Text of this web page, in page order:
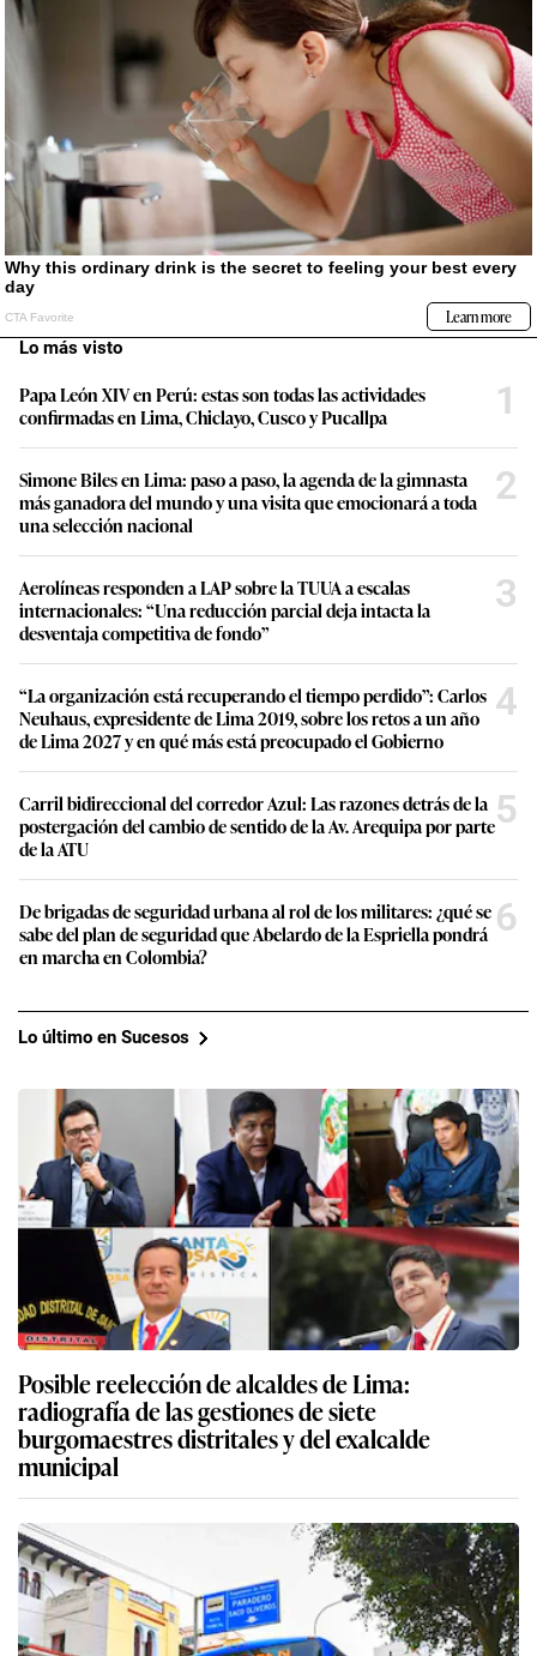
Lo más visto
Papa León XIV en Perú: estas son todas las actividades
confirmadas en Lima, Chiclayo, Cusco y Pucallpa
1
Simone Biles en Lima: paso a paso, la agenda de la gimnasta
más ganadora del mundo y una visita que emocionará a toda
una selección nacional
2
Aerolíneas responden a LAP sobre la TUUA a escalas
internacionales: “Una reducción parcial deja intacta la
desventaja competitiva de fondo”
3
“La organización está recuperando el tiempo perdido”: Carlos
Neuhaus, expresidente de Lima 2019, sobre los retos a un año
de Lima 2027 y en qué más está preocupado el Gobierno
4
Carril bidireccional del corredor Azul: Las razones detrás de la
postergación del cambio de sentido de la Av. Arequipa por parte
de la ATU
5
De brigadas de seguridad urbana al rol de los militares: ¿qué se
sabe del plan de seguridad que Abelardo de la Espriella pondrá
en marcha en Colombia?
6
Lo último en Sucesos
Posible reelección de alcaldes de Lima:
radiografía de las gestiones de siete
burgomaestres distritales y del exalcalde
municipal